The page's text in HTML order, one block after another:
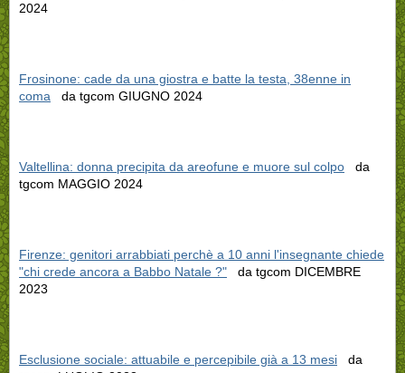
2024
Frosinone: cade da una giostra e batte la testa, 38enne in
coma da tgcom GIUGNO 2024
Valtellina: donna precipita da areofune e muore sul colpo da
tgcom MAGGIO 2024
Firenze: genitori arrabbiati perchè a 10 anni l'insegnante chiede
"chi crede ancora a Babbo Natale ?" da tgcom DICEMBRE
2023
Esclusione sociale: attuabile e percepibile già a 13 mesi da